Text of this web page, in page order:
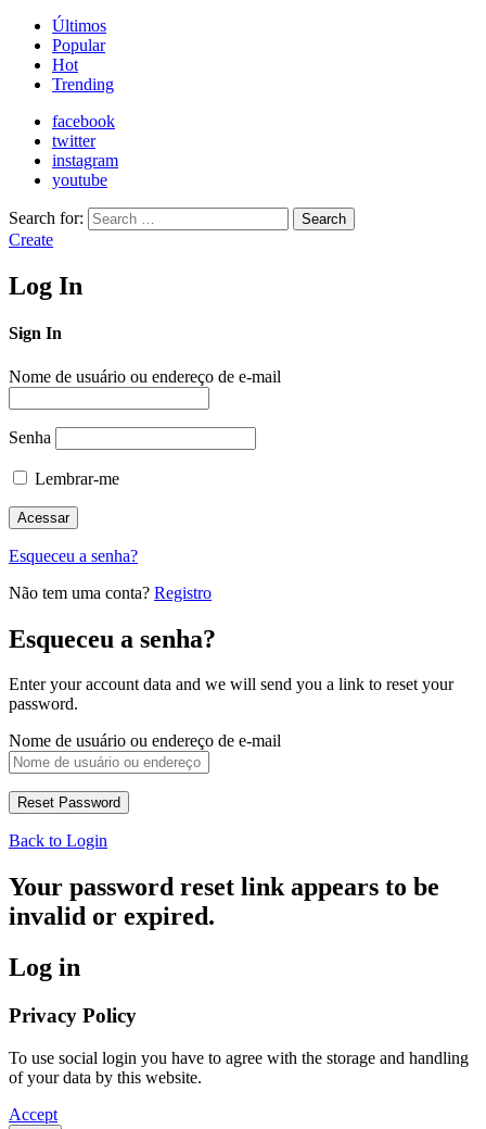
Últimos
Popular
Hot
Trending
facebook
twitter
instagram
youtube
Search for: Search
Create
Log In
Sign In
Nome de usuário ou endereço de e-mail
Senha
Lembrar-me
Esqueceu a senha?
Não tem uma conta? Registro
Esqueceu a senha?
Enter your account data and we will send you a link to reset your
password.
Nome de usuário ou endereço de e-mail
Back to Login
Your password reset link appears to be
invalid or expired.
Log in
Privacy Policy
To use social login you have to agree with the storage and handling
of your data by this website.
Accept